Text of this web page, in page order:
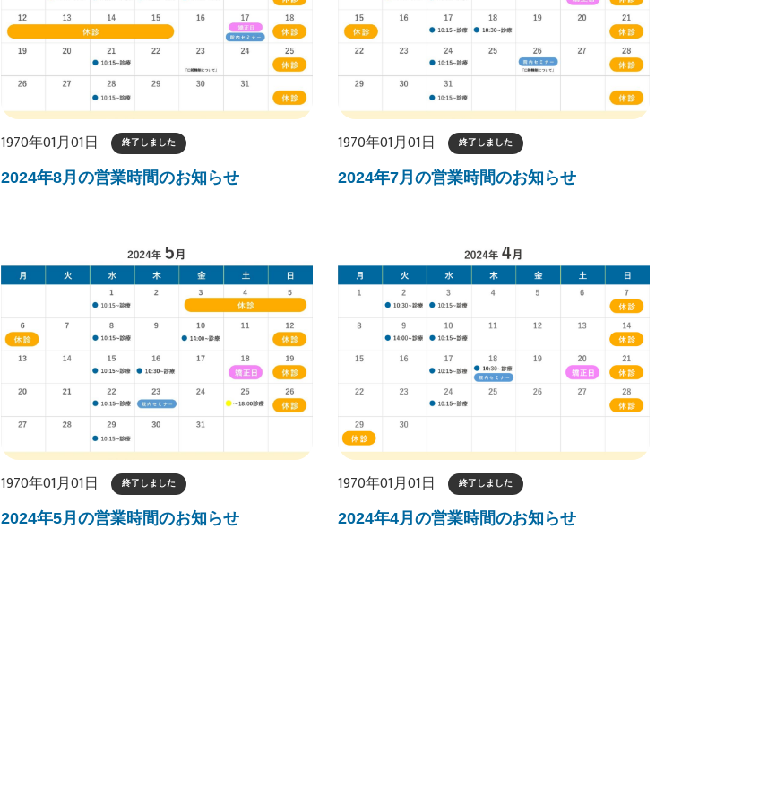
1970年01月01日 終了しました
2024年8月の営業時間のお知らせ
1970年01月01日 終了しました
2024年7月の営業時間のお知らせ
1970年01月01日 終了しました
2024年5月の営業時間のお知らせ
1970年01月01日 終了しました
2024年4月の営業時間のお知らせ